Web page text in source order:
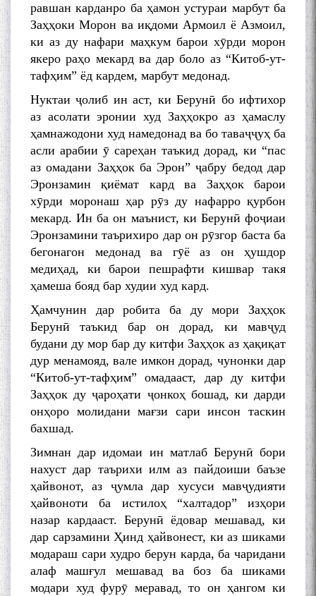
равшан карданро ба ҳамон устураи марбут ба
Заҳҳоки Морон ва иқдоми Армоил ё Азмоил,
ки аз ду нафари маҳкум барои хӯрди морон
якеро раҳо мекард ва дар боло аз “Китоб-ут-
тафҳим” ёд кардем, марбут медонад.
Нуктаи ҷолиб ин аст, ки Берунӣ бо ифтихор
аз асолати эронии худ Заҳҳокро аз ҳамаслу
ҳамнажодони худ намедонад ва бо таваҷҷуҳ ба
асли арабии ӯ сареҳан таъкид дорад, ки “пас
аз омадани Заҳҳок ба Эрон” ҷабру бедод дар
Эронзамин қиёмат кард ва Заҳҳок барои
хӯрди моронаш ҳар рӯз ду нафарро қурбон
мекард. Ин ба он маънист, ки Берунӣ фоҷиаи
Эронзамини таърихиро дар он рӯзгор баста ба
бегонагон медонад ва гӯё аз он ҳушдор
медиҳад, ки барои пешрафти кишвар такя
ҳамеша бояд бар худии худ кард.
Ҳамчунин дар робита ба ду мори Заҳҳок
Берунӣ таъкид бар он дорад, ки мавҷуд
будани ду мор бар ду китфи Заҳҳок аз ҳақиқат
дур менамояд, вале имкон дорад, чунонки дар
“Китоб-ут-тафҳим” омадааст, дар ду китфи
Заҳҳок ду ҷароҳати ҷонкоҳ бошад, ки дарди
онҳоро молидани мағзи сари инсон таскин
бахшад.
Зимнан дар идомаи ин матлаб Берунӣ бори
нахуст дар таърихи илм аз пайдоиши баъзе
ҳайвонот, аз ҷумла дар хусуси мавҷудияти
ҳайвоноти ба истилоҳ “халтадор” изҳори
назар кардааст. Берунӣ ёдовар мешавад, ки
дар сарзамини Ҳинд ҳайвонест, ки аз шиками
модараш сари худро берун карда, ба чаридани
алаф машғул мешавад ва боз ба шиками
модари худ фурӯ меравад, то он ҳангом ки
БА МУНОСИБАТИ
БУЗУРГДОШТИ РӮЗИ РӮДАКӢ
Дар Академияи миллии
илмҳои Тоҷикистон бахшида
ба 100-солагии мунаққиду
адабиётшинос Соҳиб
Табаров ҳамоиши илмӣ-
назариявӣ баргузор гардид.
МАВЛОНО ҶАЛОЛИДДИНИ
БАЛХӢ БУЗУРГТАРИН
ЗАБОНУ АДАБИ ТОҶИК
به عبارت دیگر: گفتگو با مومن
قناعت Mumin Qanoat